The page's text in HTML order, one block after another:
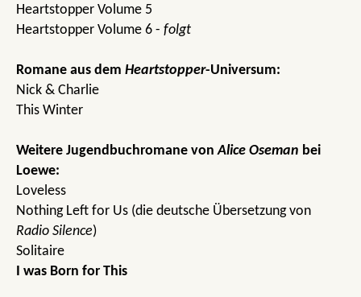
Heartstopper Volume 5
Heartstopper Volume 6 - folgt
Romane aus dem Heartstopper-Universum:
Nick & Charlie
This Winter
Weitere Jugendbuchromane vonAlice Oseman bei
Loewe:
Loveless
Nothing Left for Us (die deutsche Übersetzung von
Radio Silence)
Solitaire
I was Born for This